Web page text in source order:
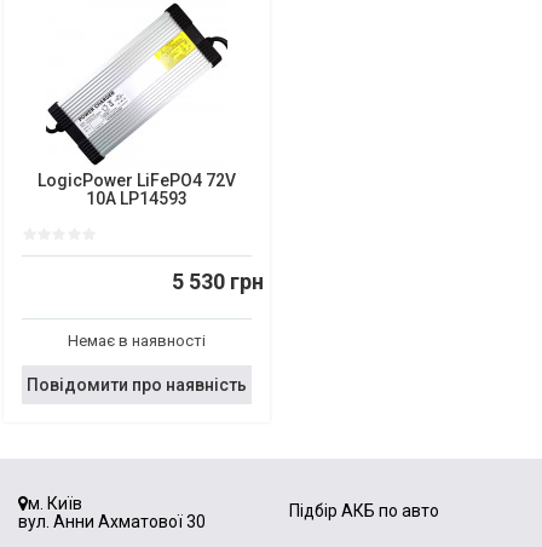
LogicPower LiFePO4 72V
10A LP14593
5 530 грн
Немає в наявності
Повідомити про наявність
м. Київ
вул. Анни Ахматової 30
Підбір АКБ по авто